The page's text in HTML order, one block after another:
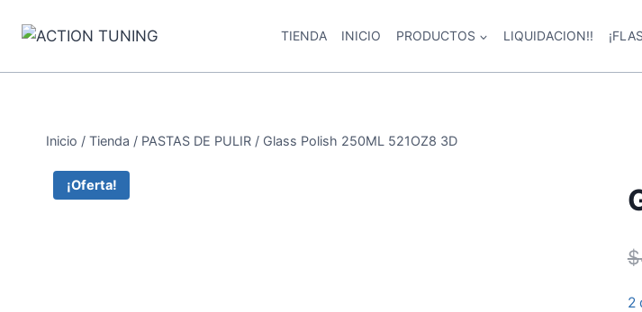
TIENDA INICIO PRODUCTOS LIQUIDACION!!
Inicio / Tienda / PASTAS DE PULIR / Glass Polish 250ML 521OZ8 3D
¡Oferta!
$
2